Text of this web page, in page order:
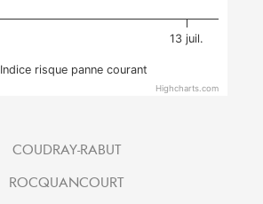
13 juil.
Indice risque panne courant
Highcharts.com
COUDRAY-RABUT
ROCQUANCOURT